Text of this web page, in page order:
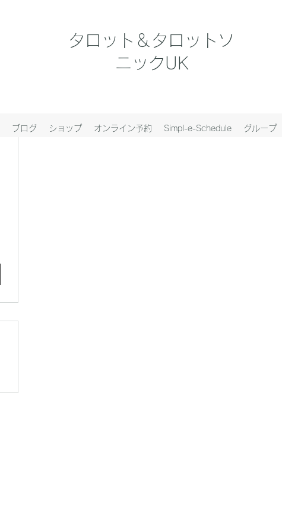
タロット＆タロットソ
ニックUK
ブログ ショップ オンライン予約 Simpl-e-Schedule グループ